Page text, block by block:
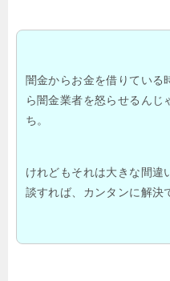
闇金からお金を借りている
ら闇金業者を怒らせるんじ
ち。
けれどもそれは大きな間違
談すれば、カンタンに解決